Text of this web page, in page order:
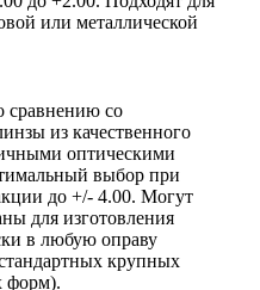
или металлической
сравнению со
из качественного
оптическими
выбор при
до +/- 4.00. Могут
для изготовления
в любую оправу
крупных
форм).